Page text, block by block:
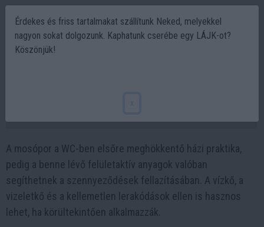
A mosópor a WC-ben elsőre meghökkentő házi praktika,
pedig a benne lévő felületaktív anyagok valóban
segíthetnek a szennyeződések fellazításában. A vízkő, a
vizeletkő és a kellemetlen lerakódások ellen is hasznos
lehet, ha körültekintően alkalmazzák.
Érdekes és friss tartalmakat szállítunk Neked, melyekkel
nagyon sokat dolgozunk. Kaphatunk cserébe egy LÁJK-ot?
Köszönjük!